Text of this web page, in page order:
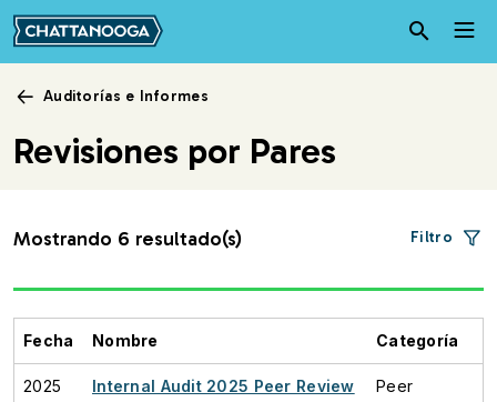
Pasar al contenido principal
Auditorías e Informes
Revisiones por Pares
Mostrando 6 resultado(s) Filtro
Fecha Nombre Categoría
2025 Internal Audit 2025 Peer Review
Peer